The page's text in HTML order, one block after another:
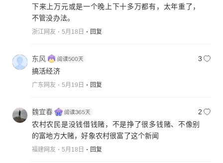
下来上万元或是一个晚上下十多万都有，太年重了，
不管没办法。
浙江网友 5月18日 回复
东风
3
搞活经济
广东网友 5月19日 回复
魏宜春
2
农村农民是没钱借钱赌，不是挣了很多钱赌、不像别
的富地方大赌，好象农村很富了这个新闻
福建网友 5月18日 回复